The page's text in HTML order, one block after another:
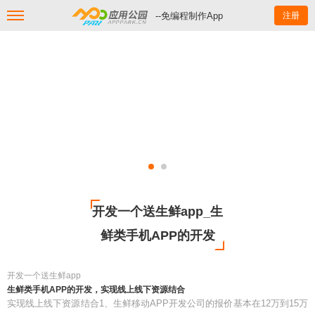
--免编程制作App 注册
开发一个送生鲜app_生
鲜类手机APP的开发
开发一个送生鲜app
生鲜类手机APP的开发，实现线上线下资源结合
实现线上线下资源结合1、生鲜移动APP开发公司的报价基本在12万到15万